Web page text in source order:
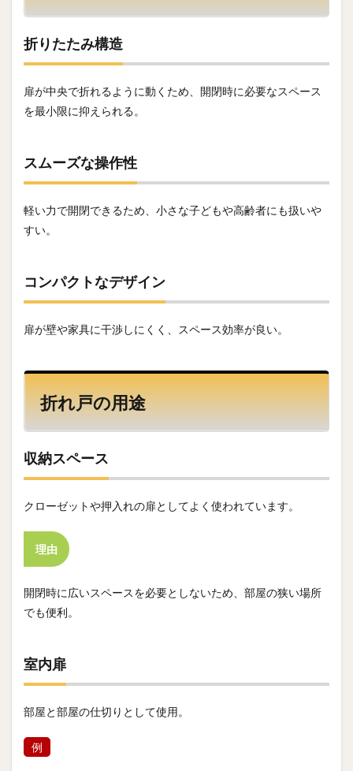
折りたたみ構造
扉が中央で折れるように動くため、開閉時に必要なスペース
を最小限に抑えられる。
スムーズな操作性
軽い力で開閉できるため、小さな子どもや高齢者にも扱いや
すい。
コンパクトなデザイン
扉が壁や家具に干渉しにくく、スペース効率が良い。
折れ戸の用途
収納スペース
クローゼットや押入れの扉としてよく使われています。
理由
開閉時に広いスペースを必要としないため、部屋の狭い場所
でも便利。
室内扉
部屋と部屋の仕切りとして使用。
例